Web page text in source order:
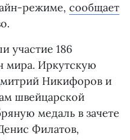
режиме, сообщает
участие 186
мира. Иркутскую
Никифоров и
швейцарской
медаль в зачете
Филатов,